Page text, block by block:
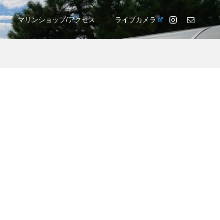
マリンショップ/アクセス ライブカメラ